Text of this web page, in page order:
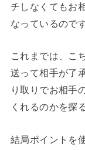
チしなくてもお
なっているので
これまでは、こ
送って相手が了
り取りでお相手
くれるのかを探
結局ポイントを